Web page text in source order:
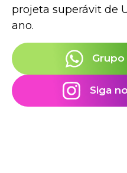
projeta superávit de
ano.
Siga